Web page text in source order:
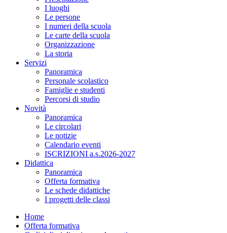
I luoghi
Le persone
I numeri della scuola
Le carte della scuola
Organizzazione
La storia
Servizi
Panoramica
Personale scolastico
Famiglie e studenti
Percorsi di studio
Novità
Panoramica
Le circolari
Le notizie
Calendario eventi
ISCRIZIONI a.s.2026-2027
Didattica
Panoramica
Offerta formativa
Le schede didattiche
I progetti delle classi
Home
Offerta formativa